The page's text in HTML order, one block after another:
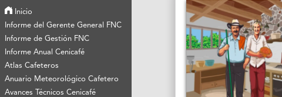
Inicio
Informe del Gerente General FNC
Informe de Gestión FNC
Informe Anual Cenicafé
Atlas Cafeteros
Anuario Meteorológico Cafetero
Avances Técnicos Cenicafé